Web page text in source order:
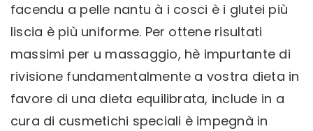
facendu a pelle nantu à i cosci è i glutei più
liscia è più uniforme. Per ottene risultati
massimi per u massaggio, hè impurtante di
rivisione fundamentalmente a vostra dieta in
favore di una dieta equilibrata, include in a
cura di cusmetichi speciali è impegnà in